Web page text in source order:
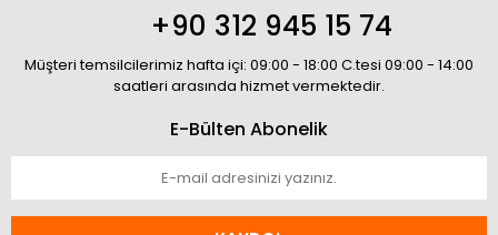
+90 312 945 15 74
Müşteri temsilcilerimiz hafta içi: 09:00 - 18:00 C.tesi 09:00 - 14:00
saatleri arasında hizmet vermektedir.
E-Bülten Abonelik